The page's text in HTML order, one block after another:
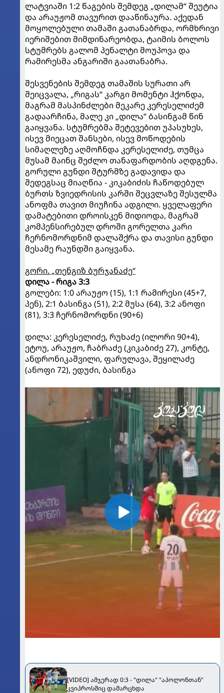
ლატვიაში 1:2 წაგების შემდეგ „დილამ“ შეუტია
და არაუჟომ თავურით დააწინაურა. აქედან
მოყოლებული თამაში გათანაბრდა, ორმხრივი
იერიშებით მიმდინარეობდა, ტაიმის ბოლოს
სტუმრებს გალომ პენალტი მოუპოვა და
რამირესმა ანგარიში გაათანაბრა.
შესვენების შემდეგ თამაშის სურათი არ
შეიცვალა, „რიგას“ კარგი მომენტი ჰქონდა,
მაგრამ მასპინძლები მეკარე კერესელიძემ
გადაარჩინა, მალე კი „დილა“ ბასინგამ წინ
გაიყვანა. სტუმრებმა შეტევებით უპასუხეს,
ისევ მიეცათ შანსები, ისევ მოწოდების
სიმაღლეზე აღმოჩნდა კერესელიძე, თუმცა
მუსამ მაინც შეძლო თანაფარდობის აღდგენა.
გორული გუნდი შტურმზე გადავიდა და
შედეგსაც მიაღწია - კიკაბიძის ჩაწოდებულ
ბურთს ზვიედრისის კარში შეცვლაზე შესულმა
ანოფმა თავით მიუჩინა ადგილი. ყველაფერი
დამატებითი დროისკენ მიდიოდა, მაგრამ
კომპენსირებულ დროში გორელთა კარი
ჩერნომორდნიმ დალაშქრა და თავისი გუნდი
მესამე რაუნდში გაიყვანა.
გორი. „თენგიზ ბურჯანაძე“
დილა - რიგა 3:3
გოლები: 1:0 არაუჟო (15), 1:1 რამირესი (45+7,
პენ), 2:1 ბასინგა (51), 2:2 მუსა (64), 3:2 ანოფი
(81), 3:3 ჩერნომორდნი (90+6)
დილა: კერესელიძე, რუხაძე (ილორი 90+4),
ეტოუ, არაუჟო, ჩაბრაძე (კიკაბიძე 27), კონტე,
ანდრონიკაშვილი, ფარულავა, შეყილაძე
(ანოფი 72), ედუძი, ბასინგა
[VIDEO] ამჯერად 0:3 - "დილა" "აპოლონთან"
კვიპროსშიც დამარცხდა